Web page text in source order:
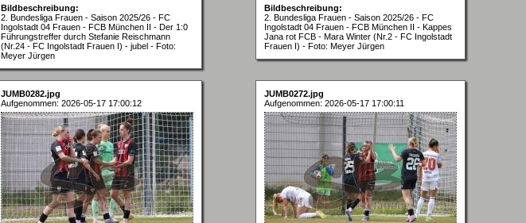
Bildbeschreibung:
2. Bundesliga Frauen - Saison 2025/26 - FC
Ingolstadt 04 Frauen - FCB München II - Der 1:0
Führungstreffer durch Stefanie Reischmann
(Nr.24 - FC Ingolstadt Frauen I) - jubel - Foto:
Meyer Jürgen
Bildbeschreibung:
2. Bundesliga Frauen - Saison 2025/26 - FC
Ingolstadt 04 Frauen - FCB München II - Kappes
Jana rot FCB - Mara Winter (Nr.2 - FC Ingolstadt
Frauen I) - Foto: Meyer Jürgen
JUMB0282.jpg
Aufgenommen: 2026-05-17 17:00:12
JUMB0272.jpg
Aufgenommen: 2026-05-17 17:00:11